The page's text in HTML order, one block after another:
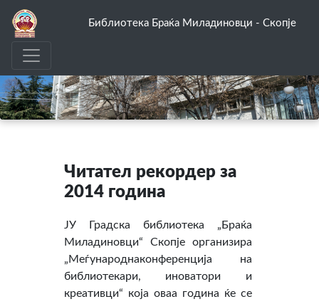
Библиотека Браќа Миладиновци - Скопје
Читател рекордер за
2014 година
ЈУ Градска библиотека „Браќа
Миладиновци“ Скопје организира
„Меѓународнаконференција на
библиотекари, иноватори и
креативци“ која оваа година ќе се